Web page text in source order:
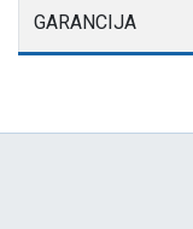
GARANCIJA